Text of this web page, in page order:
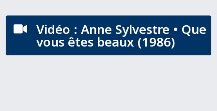
 Vidéo : Anne Sylvestre • Que
vous êtes beaux (1986)